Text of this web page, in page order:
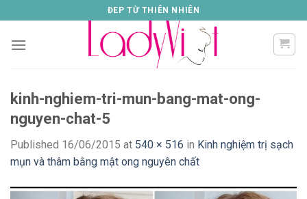
to
content
ĐEP TỪ THIÊN NHIÊN
kinh-nghiem-tri-mun-bang-mat-ong-
nguyen-chat-5
Published 16/06/2015 at 540 × 516 in Kinh nghiệm trị sạch
mụn và thâm bằng mật ong nguyên chất